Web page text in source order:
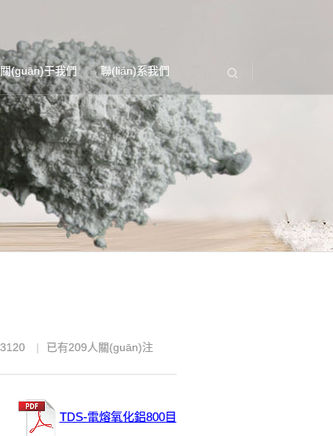
關(guān)于我們 聯(lián)系我們
已有209人關(guān)注
TDS-電熔氧化鋁800目